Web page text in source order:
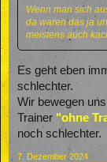
Wenn man sich
da waren das ja
meistens auch
Es geht eben
schlechter.
Wir bewegen
Trainer "ohne
noch schlechter.
7. Dezember 2024